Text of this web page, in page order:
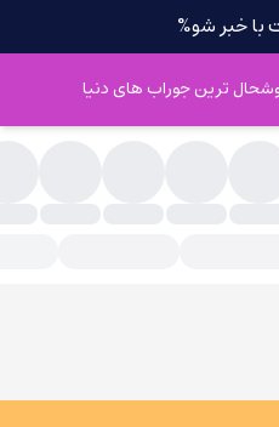
با خبر شو%
ترین جوراب های دنیا